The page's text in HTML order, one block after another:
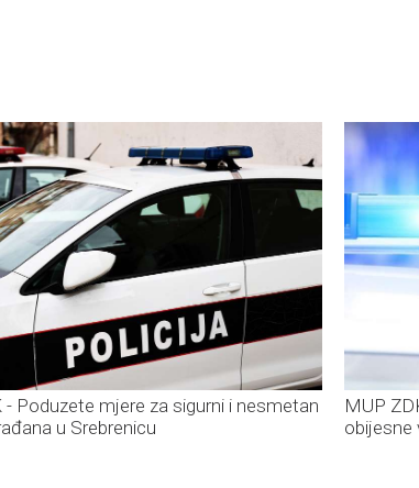
- Poduzete mjere za sigurni i nesmetan
u Srebrenicu
MUP
obijesne